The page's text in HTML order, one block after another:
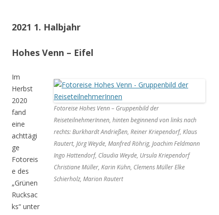
2021 1. Halbjahr
Hohes Venn – Eifel
Fotoreise Hohes Venn – Gruppenbild der
ReiseteilnehmerInnen, hinten beginnend von links nach
rechts: Burkhardt Andrießen, Reiner Kriependorf, Klaus
Rautert, Jörg Weyde, Manfred Röhrig, Joachim Feldmann
Ingo Hattendorf, Claudia Weyde, Ursula Kriependorf
Christiane Müller, Karin Kühn, Clemens Müller Elke
Schierholz, Marion Rautert
Im
Herbst
2020
fand
eine
achttägi
ge
Fotoreis
e des
„Grünen
Rucksac
ks“ unter